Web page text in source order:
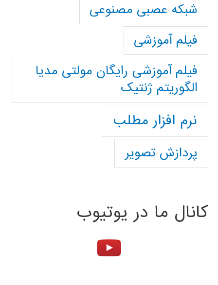
شبکه عصبی مصنوعی
فیلم آموزشی
فیلم آموزشی رایگان مولتی مدیا
الگوریتم ژنتیک
نرم افزار مطلب
پردازش تصویر
کانال ما در یوتیوب